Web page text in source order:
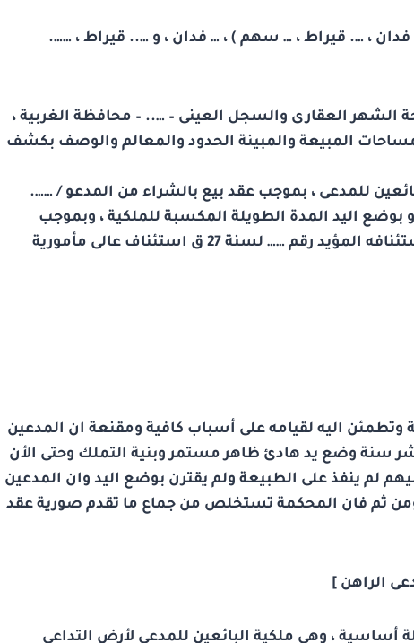
، …. قيراط ، … سهم ) ، … فدان ، و ….. قيراط ، …….
رقم …. لسنة 2021 الى مصلحة الشهر العقارى والسجل العينى – ….. – محافظة الغربية ،
المبيعة والمبينة الحدود والمعالم والوصف بكشف
للمدعى ، بموجب عقد بيع بالشراء من المدعو / …….
، و بوضع اليد المدة الطويلة المكسبة للملكية ، وبموجب
الحكم رقم ….. لسنة 1980 مدنى كلى طنطا واستئنافه المؤيد رقم …… لسنة 27 ق استئناف عالى مأمورية
وتطمئن اليه لقيامه على أسباب كافية ومقنعة ان المدعين
سنة وضع يد هادئ ظاهر مستمر وبنية التملك وحتى الأن
رقم …… /78 سند المدعى عليهم لم ينفذ على الطبيعة ولم يقترن بوضع اليد وان المدعين
ومن ثم فان المحكمة تستخلص من جماع ما تقدم صورية عقد
الراهن ]
، وهى ملكية البائعين للمدعى لأرض التداعي